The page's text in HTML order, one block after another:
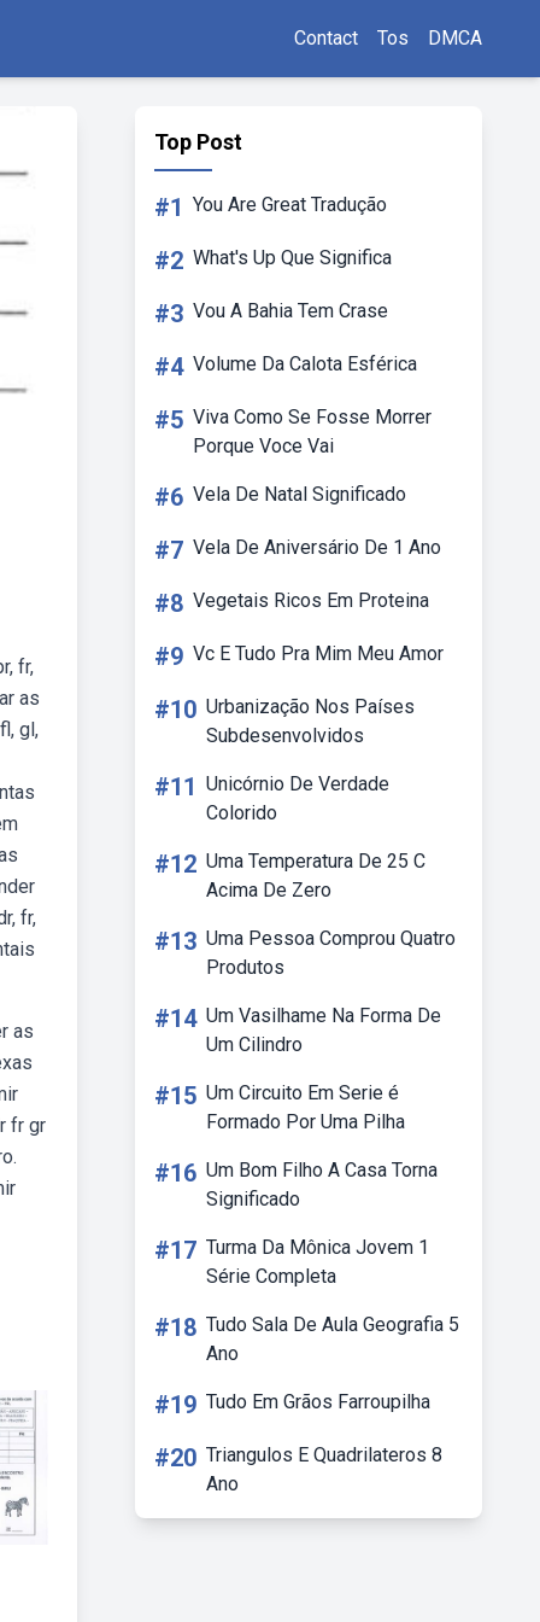
Contact Tos DMCA
fr,
as
gl,
fr,
as
fr gr
Top Post
#1 You Are Great Tradução
#2 What's Up Que Significa
#3 Vou A Bahia Tem Crase
#4 Volume Da Calota Esférica
#5 Viva Como Se Fosse Morrer
Porque Voce Vai
#6 Vela De Natal Significado
#7 Vela De Aniversário De 1 Ano
#8 Vegetais Ricos Em Proteina
#9 Vc E Tudo Pra Mim Meu Amor
#10 Urbanização Nos Países
Subdesenvolvidos
#11 Unicórnio De Verdade
Colorido
#12 Uma Temperatura De 25 C
Acima De Zero
#13 Uma Pessoa Comprou Quatro
Produtos
#14 Um Vasilhame Na Forma De
Um Cilindro
#15 Um Circuito Em Serie é
Formado Por Uma Pilha
#16 Um Bom Filho A Casa Torna
Significado
#17 Turma Da Mônica Jovem 1
Série Completa
#18 Tudo Sala De Aula Geografia 5
Ano
#19 Tudo Em Grãos Farroupilha
#20 Triangulos E Quadrilateros 8
Ano